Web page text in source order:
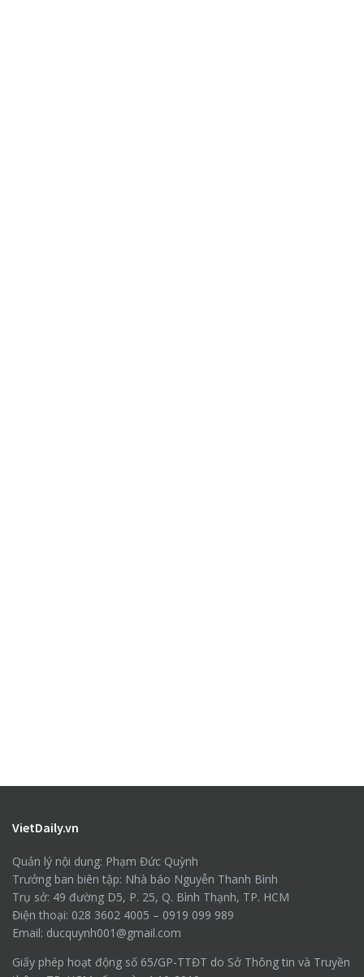
VietDaily.vn
Quản lý nội dung: Phạm Đức Quỳnh
Trưởng ban biên tập: Nhà báo Nguyễn Thanh Bình
Trụ sở: 49 đường D5, P. 25, Q. Bình Thạnh, TP. HCM
Điện thoại: 028 3602 4005 – 0919 099 989
Email: ducquynh001@gmail.com
Giấy phép hoạt động số 65/GP-TTĐT do Sở Thông tin và Truyền